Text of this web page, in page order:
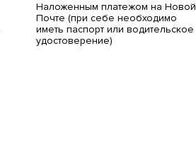
Наложенным платежом на Новой
Почте (при себе необходимо
иметь паспорт или водительское
удостоверение)